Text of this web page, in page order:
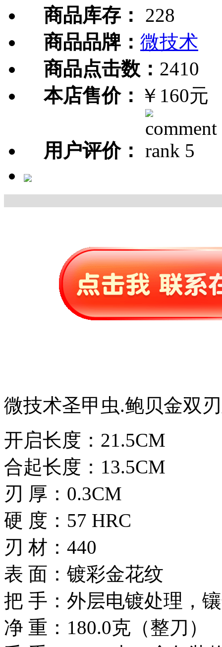
商品库存：
228
商品品牌： 微技术
商品点击数： 2410
本店售价： ￥160元
用户评价：
微技术圣甲虫.鲍贝金双
开启长度：21.5CM
合起长度：13.5CM
刃 厚：0.3CM
硬 度：57 HRC
刃 材：440
表 面：镀彩金花纹
把 手：外层电镀处理，
净 重：180.0克（整刀）